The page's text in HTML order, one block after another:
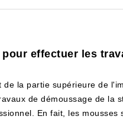
effectuer les
de la partie supérieure de
de démoussage de la
En fait, les